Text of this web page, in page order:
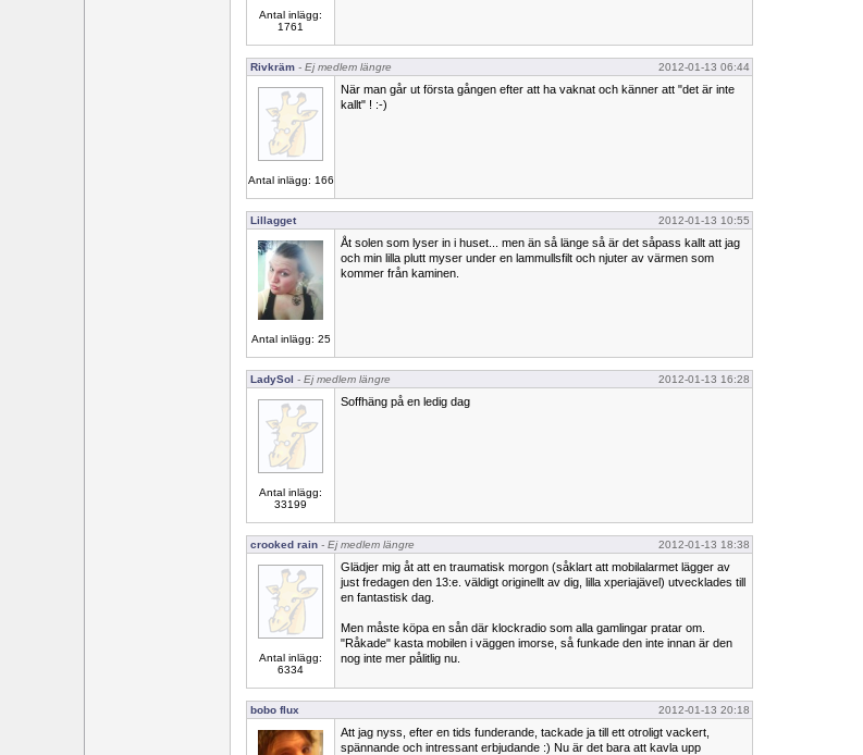
Antal inlägg:
1761
Rivkräm - Ej medlem längre 2012-01-13 06:44
Antal inlägg: 166
När man går ut första gången efter att ha vaknat och känner att "det är inte
kallt" ! :-)
Lillagget 2012-01-13 10:55
Antal inlägg: 25
Åt solen som lyser in i huset... men än så länge så är det såpass kallt att jag
och min lilla plutt myser under en lammullsfilt och njuter av värmen som
kommer från kaminen.
LadySol - Ej medlem längre 2012-01-13 16:28
Antal inlägg:
33199
Soffhäng på en ledig dag
crooked rain - Ej medlem längre 2012-01-13 18:38
Antal inlägg:
6334
Glädjer mig åt att en traumatisk morgon (såklart att mobilalarmet lägger av
just fredagen den 13:e. väldigt originellt av dig, lilla xperiajävel) utvecklades till
en fantastisk dag.
Men måste köpa en sån där klockradio som alla gamlingar pratar om.
"Råkade" kasta mobilen i väggen imorse, så funkade den inte innan är den
nog inte mer pålitlig nu.
bobo flux 2012-01-13 20:18
Att jag nyss, efter en tids funderande, tackade ja till ett otroligt vackert,
spännande och intressant erbjudande :) Nu är det bara att kavla upp